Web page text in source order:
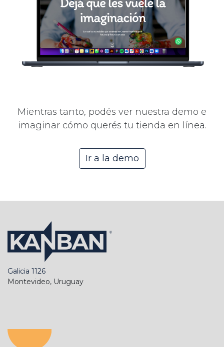
Mientras tanto, podés ver nuestra demo e
imaginar cómo querés tu tienda en línea.
Ir a la demo
Galicia 1126
Montevideo, Uruguay